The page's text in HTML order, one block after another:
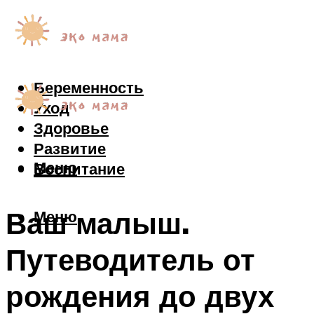
Беременность
Уход
Здоровье
Развитие
Воспитание
Меню
Меню
Ваш малыш.
Путеводитель от
рождения до двух